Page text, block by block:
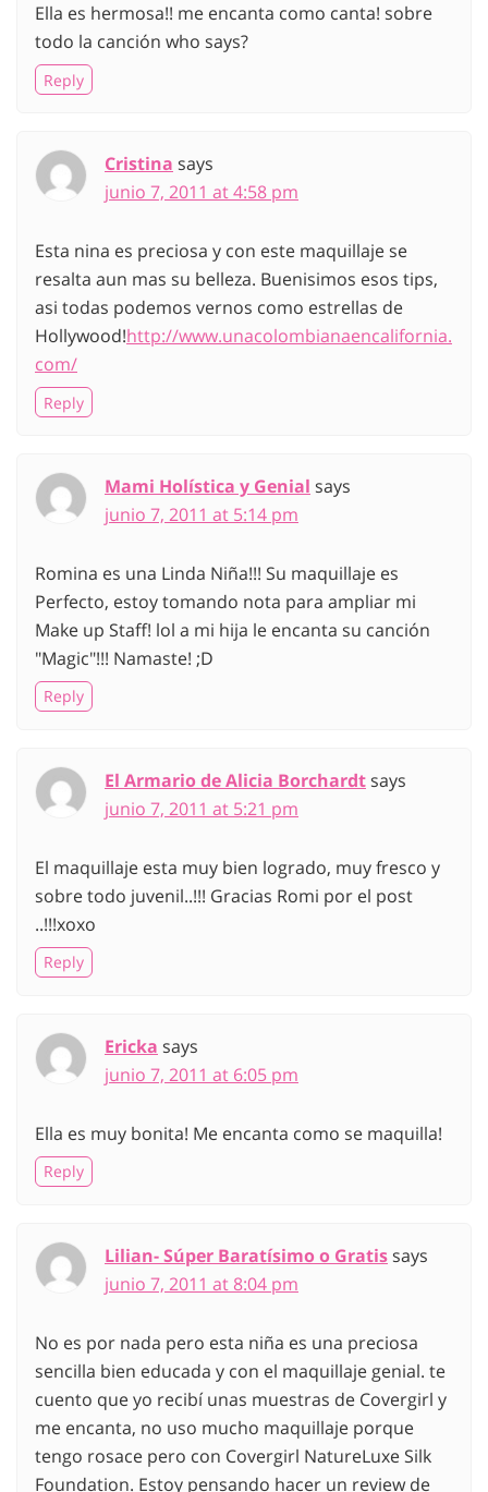
Ella es hermosa!! me encanta como canta! sobre
todo la canción who says?
Reply
Cristina says
junio 7, 2011 at 4:58 pm
Esta nina es preciosa y con este maquillaje se
resalta aun mas su belleza. Buenisimos esos tips,
asi todas podemos vernos como estrellas de
Hollywood!http://www.unacolombianaencalifornia.
com/
Reply
Mami Holística y Genial says
junio 7, 2011 at 5:14 pm
Romina es una Linda Niña!!! Su maquillaje es
Perfecto, estoy tomando nota para ampliar mi
Make up Staff! lol a mi hija le encanta su canción
"Magic"!!! Namaste! ;D
Reply
El Armario de Alicia Borchardtsays
junio 7, 2011 at 5:21 pm
El maquillaje esta muy bien logrado, muy fresco y
sobre todo juvenil..!!! Gracias Romi por el post
..!!!xoxo
Reply
Ericka says
junio 7, 2011 at 6:05 pm
Ella es muy bonita! Me encanta como se maquilla!
Reply
Lilian- Súper Baratísimo o Gratissays
junio 7, 2011 at 8:04 pm
No es por nada pero esta niña es una preciosa
sencilla bien educada y con el maquillaje genial. te
cuento que yo recibí unas muestras de Covergirl y
me encanta, no uso mucho maquillaje porque
tengo rosace pero con Covergirl NatureLuxe Silk
Foundation. Estoy pensando hacer un review de